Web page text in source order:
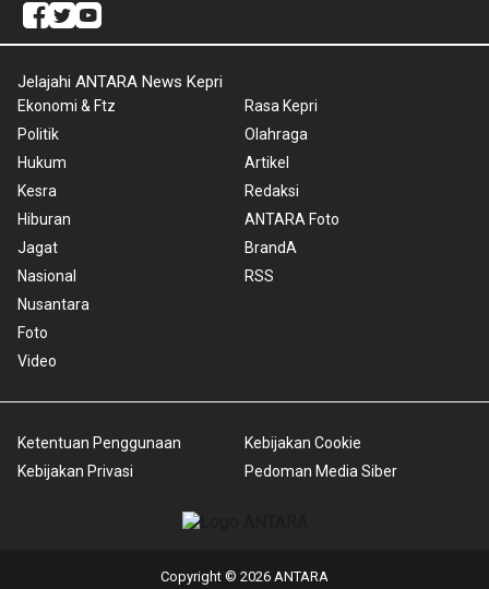
Jelajahi ANTARA News Kepri
Ekonomi & Ftz
Politik
Hukum
Kesra
Hiburan
Jagat
Nasional
Nusantara
Foto
Video
Rasa Kepri
Olahraga
Artikel
Redaksi
ANTARA Foto
BrandA
RSS
Ketentuan Penggunaan
Kebijakan Privasi
Kebijakan Cookie
Pedoman Media Siber
Copyright © 2026 ANTARA